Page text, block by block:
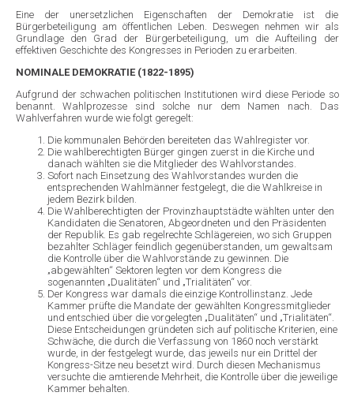
Eine der unersetzlichen Eigenschaften der Demokratie ist die
Bürgerbeteiligung am öffentlichen Leben. Deswegen nehmen wir als
Grundlage den Grad der Bürgerbeteiligung, um die Aufteiling der
effektiven Geschichte des Kongresses in Perioden zu erarbeiten.
NOMINALE DEMOKRATIE (1822-1895)
Aufgrund der schwachen politischen Institutionen wird diese Periode so
benannt. Wahlprozesse sind solche nur dem Namen nach. Das
Wahlverfahren wurde wie folgt geregelt:
Die kommunalen Behörden bereiteten das Wahlregister vor.
Die wahlberechtigten Bürger gingen zuerst in die Kirche und
danach wählten sie die Mitglieder des Wahlvorstandes.
Sofort nach Einsetzung des Wahlvorstandes wurden die
entsprechenden Wahlmänner festgelegt, die die Wahlkreise in
jedem Bezirk bilden.
Die Wahlberechtigten der Provinzhauptstädte wählten unter den
Kandidaten die Senatoren, Abgeordneten und den Präsidenten
der Republik. Es gab regelrechte Schlägereien, wo sich Gruppen
bezahlter Schläger feindlich gegenüberstanden, um gewaltsam
die Kontrolle über die Wahlvorstände zu gewinnen. Die
„abgewählten“ Sektoren legten vor dem Kongress die
sogenannten „Dualitäten“ und „Trialitäten“ vor.
Der Kongress war damals die einzige Kontrollinstanz. Jede
Kammer prüfte die Mandate der gewählten Kongressmitglieder
und entschied über die vorgelegten „Dualitäten“ und „Trialitäten“.
Diese Entscheidungen gründeten sich auf politische Kriterien, eine
Schwäche, die durch die Verfassung von 1860 noch verstärkt
wurde, in der festgelegt wurde, das jeweils nur ein Drittel der
Kongress-Sitze neu besetzt wird. Durch diesen Mechanismus
versuchte die amtierende Mehrheit, die Kontrolle über die jeweilige
Kammer behalten.